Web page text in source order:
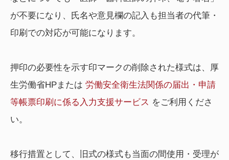
が不要になり、氏名や意見欄の記入も担当者の代筆・
印刷での対応が可能になります。
押印の必要性を示す印マークの削除された様式は、厚
生労働省HPまたは 労働安全衛生法関係の届出・申請
等帳票印刷に係る入力支援サービス をご利用くださ
い。
移行措置として、旧式の様式も当面の間使用・受理が